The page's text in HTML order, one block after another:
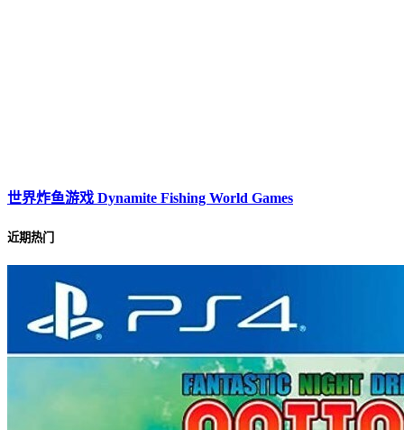
世界炸鱼游戏 Dynamite Fishing World Games
近期热门